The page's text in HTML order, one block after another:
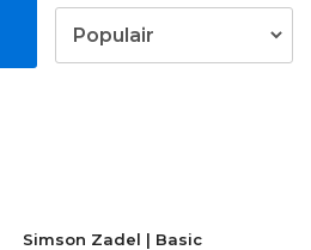
Simson Zadel | Basic